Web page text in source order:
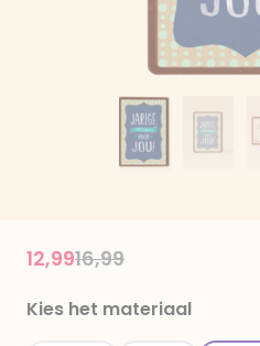
Price reduced from
16,99to
12,99
Kies het materiaal